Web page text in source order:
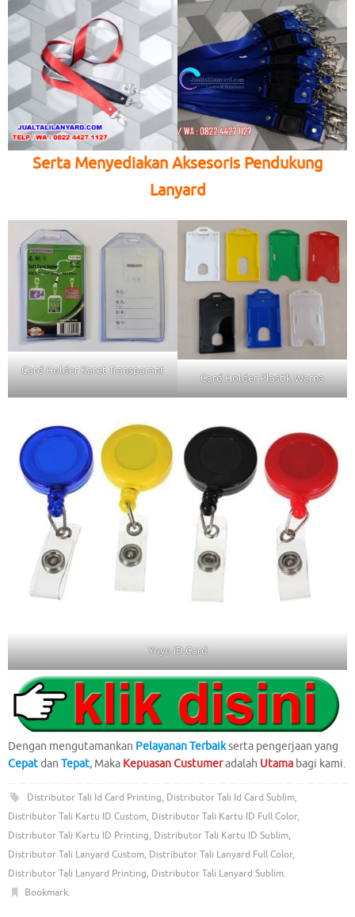
Serta Menyediakan Aksesoris Pendukung
Lanyard
Card Holder Karet Transparant
Card Holder Plastik Warna
Yoyo ID Card
Dengan mengutamankan Pelayanan Terbaikserta pengerjaan yang
Cepatdan Tepat, Maka Kepuasan Custumeradalah Utama bagi kami.
Distributor Tali Id Card Printing, Distributor Tali Id Card Sublim,
Distributor Tali Kartu ID Custom, Distributor Tali Kartu ID Full Color,
Distributor Tali Kartu ID Printing, Distributor Tali Kartu ID Sublim,
Distributor Tali Lanyard Custom, Distributor Tali Lanyard Full Color,
Distributor Tali Lanyard Printing, Distributor Tali Lanyard Sublim.
Bookmark.